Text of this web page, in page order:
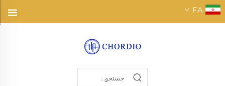
FA